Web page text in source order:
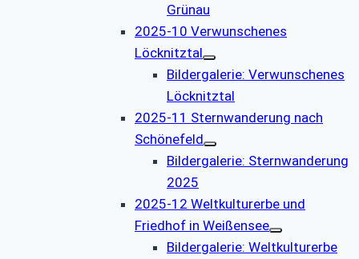
Grünau
2025-10 Verwunschenes
Löcknitztal
Bildergalerie: Verwunschenes
Löcknitztal
2025-11 Sternwanderung nach
Schönefeld
Bildergalerie: Sternwanderung
2025
2025-12 Weltkulturerbe und
Friedhof in Weißensee
Bildergalerie: Weltkulturerbe